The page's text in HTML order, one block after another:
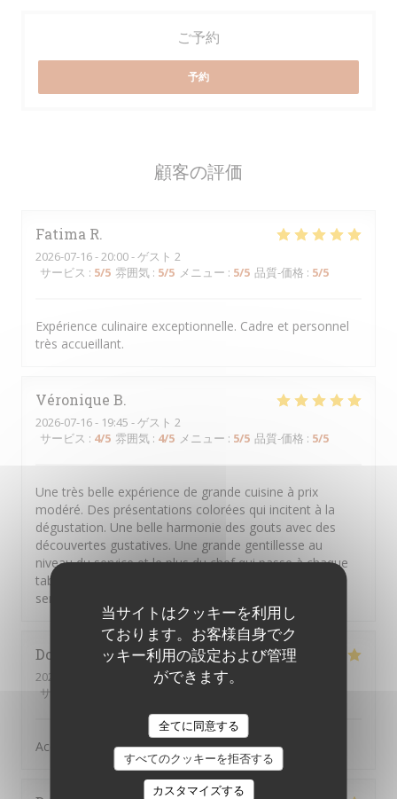
当サイトはクッキーを利用し
ております。お客様自身でク
ッキー利用の設定および管理
ができます。
全てに同意する
すべてのクッキーを拒否する
カスタマイズする
顧客の評価
Fatima R
2026-07-16- 20:00 - ゲスト 2
サービス : 5/5 雰囲気 : 5/5 メニュー : 5/5 品質-価格 : 5/5
Expérience culinaire exceptionnelle. Cadre et personnel
très accueillant.
Véronique B
2026-07-16- 19:45 - ゲスト 2
サービス : 4/5 雰囲気 : 4/5 メニュー : 5/5 品質-価格 : 5/5
Une très belle expérience de grande cuisine à prix
modéré. Des présentations colorées qui incitent à la
dégustation. Une belle harmonie des gouts avec des
découvertes gustatives. Une grande gentillesse au
niveau du service et le plus du chef qui passe à chaque
table pour recueillir les avis. Une équipe investie au
service du client Bravo à tous
DominiqueP
2026-07-09
- 12:30 - ゲスト 4
サービス
Accueil Qualité Variété
ご予約
予約